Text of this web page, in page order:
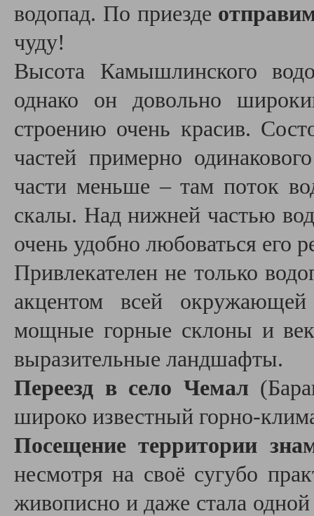
водопад. По приезде
чуду!
Высота Камышлинского
однако он довольно
строению очень красив.
частей примерно
части меньше – там поток
скалы. Над нижней частью
очень удобно любоваться его
Привлекателен не только
акцентом всей
мощные горные склоны и
выразительные ландшафты.
Переезд в село Чемал
широко известный горно-
Посещение территории
несмотря на своё сугубо
живописно и даже стала